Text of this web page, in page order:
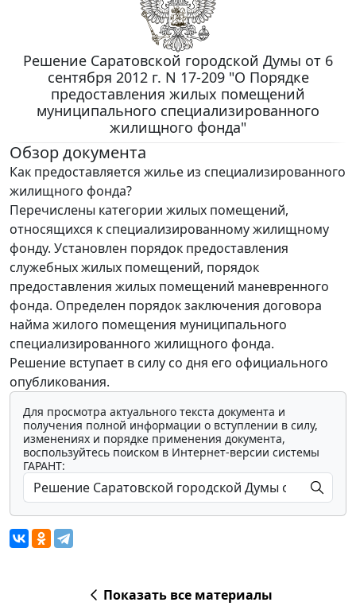
Решение Саратовской городской Думы от 6
сентября 2012 г. N 17-209 "О Порядке
предоставления жилых помещений
муниципального специализированного
жилищного фонда"
Обзор документа
Как предоставляется жилье из специализированного
жилищного фонда?
Перечислены категории жилых помещений,
относящихся к специализированному жилищному
фонду. Установлен порядок предоставления
служебных жилых помещений, порядок
предоставления жилых помещений маневренного
фонда. Определен порядок заключения договора
найма жилого помещения муниципального
специализированного жилищного фонда.
Решение вступает в силу со дня его официального
опубликования.
Для просмотра актуального текста документа и
получения полной информации о вступлении в силу,
изменениях и порядке применения документа,
воспользуйтесь поиском в Интернет-версии системы
ГАРАНТ:
Показать все материалы